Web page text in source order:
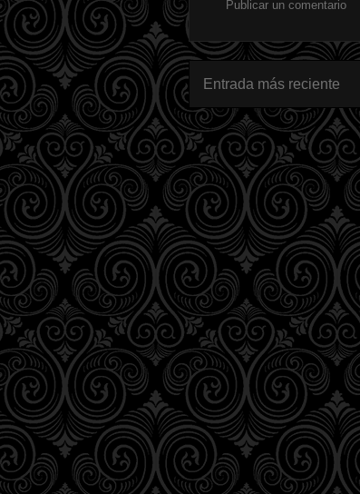
Publicar un comentario
Entrada más reciente